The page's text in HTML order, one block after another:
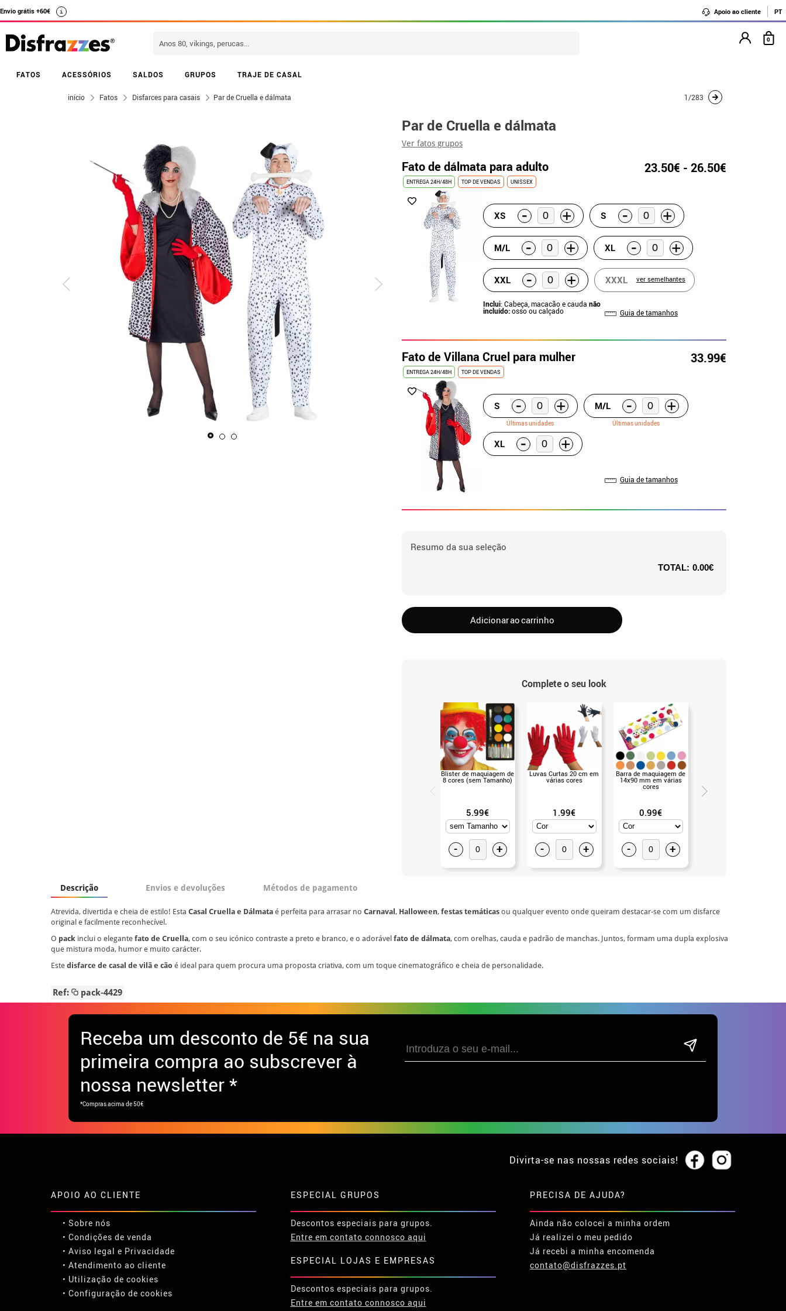
Envio grátis +60€ i Apoio ao cliente PT
FATOS ACESSÓRIOS SALDOS GRUPOS TRAJE DE CASAL
0
início Fatos Disfarces para casais Par de Cruella e dálmata 1/283
Par de Cruella e dálmata
Ver fatos grupos
Fato de dálmata para adulto 23.50€ - 26.50€
ENTREGA 24H/48H TOP DE VENDAS UNISSEX
XS - + S - +
M/L - + XL - +
XXL - + XXXL ver semelhantes
Inclui: Cabeça, macacão e cauda não
incluído:osso ou calçado Guia de tamanhos
Fato de Villana Cruel para mulher 33.99€
ENTREGA 24H/48H TOP DE VENDAS
S - +
Últimas unidades
M/L - +
Últimas unidades
XL - +
Guia de tamanhos
Resumo da sua seleção
TOTAL: 0.00€
Adicionar ao carrinho
Complete o seu look
Blister de maquiagem de
8 cores (sem Tamanho)
5.99€
- +
Luvas Curtas 20 cm em
várias cores
1.99€
- +
Barra de maquiagem de
14x90 mm em várias
cores
0.99€
- +
12 gr em várias cores.
Descrição Envios e devoluções Métodos de pagamento
Atrevida, divertida e cheia de estilo! Esta Casal Cruella e Dálmata é perfeita para arrasar no Carnaval , Halloween, festas temáticas ou qualquer evento onde queiram destacar-se com um disfarce
original e facilmente reconhecível.
O pack inclui o elegante fato de Cruella, com o seu icónico contraste a preto e branco, e o adorável fato de dálmata, com orelhas, cauda e padrão de manchas. Juntos, formam uma dupla explosiva
que mistura moda, humor e muito carácter.
Este disfarce de casal de vilã e cão é ideal para quem procura uma proposta criativa, com um toque cinematográfico e cheia de personalidade.
Ref: pack-4429
Receba um desconto de 5€ na sua
primeira compra ao subscrever à
nossa newsletter *
*Compras acima de 50€
Divirta-se nas nossas redes sociais!
APOIO AO CLIENTE
• Sobre nós
• Condições de venda
• Aviso legal e Privacidade
• Atendimento ao cliente
• Utilização de cookies
• Configuração de cookies
ESPECIAL GRUPOS
Descontos especiais para grupos.
Entre em contato connosco aqui
ESPECIAL LOJAS E EMPRESAS
Descontos especiais para grupos.
Entre em contato connosco aqui
PRECISA DE AJUDA?
Ainda não colocei a minha ordem
Já realizei o meu pedido
Já recebi a minha encomenda
contato@disfrazzes.pt